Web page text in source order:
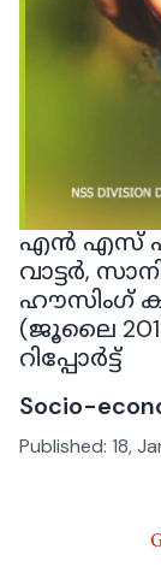
എൻ എസ് എസ്
വാട്ടർ,
ഹൗസിംഗ്‌
(ജൂലൈ 2012
റിപ്പോർട്ട്
Socio-
Published: 18,